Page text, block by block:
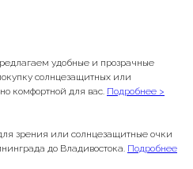
удобные и прозрачные
солнцезащитных или
комфортной для вас. Подробнее >
зрения или солнцезащитные очки
до Владивостока. Подробнее